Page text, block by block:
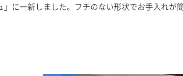
に一新しました。フチのない形状でお手入れが